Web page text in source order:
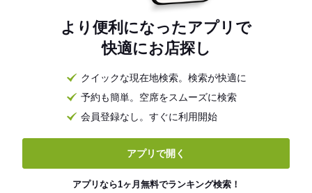
より便利になったアプリで
快適にお店探し
クイックな現在地検索。検索が快適に
予約も簡単。空席をスムーズに検索
会員登録なし。すぐに利用開始
アプリで開く
アプリなら1ヶ月無料でランキング検索！